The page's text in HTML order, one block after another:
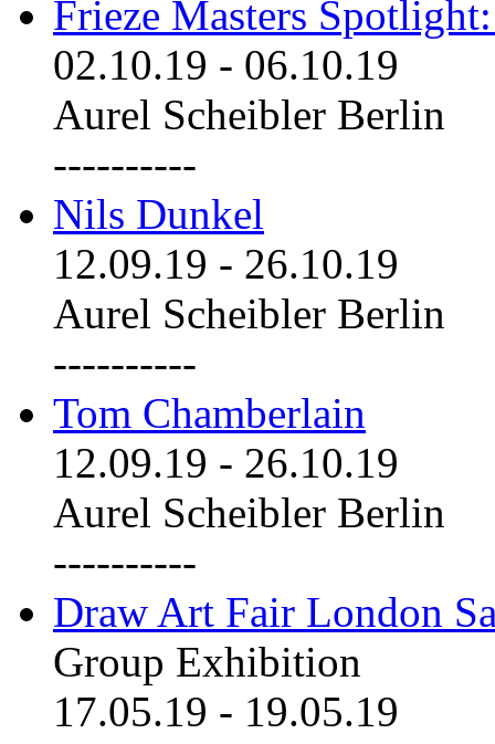
Frieze Masters
02.10.19 - 06.10.19
Aurel Scheibler Berlin
----------
Nils Dunkel
12.09.19 - 26.10.19
Aurel Scheibler Berlin
----------
Tom Chamberlain
12.09.19 - 26.10.19
Aurel Scheibler Berlin
----------
Draw Art Fair London
Group Exhibition
17.05.19 - 19.05.19